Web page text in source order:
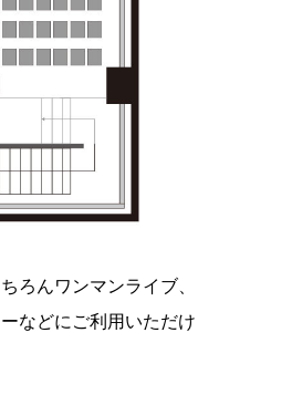
ろんワンマンライブ、
などにご利用いただけ